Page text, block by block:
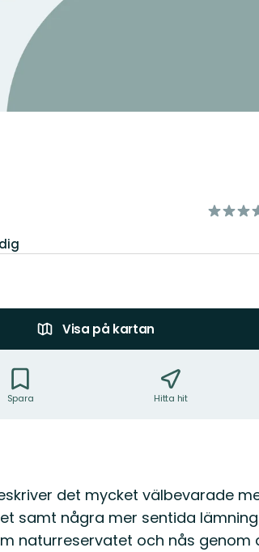
av
Visa på kartan
Spara Hitta hit
det mycket välbevarade
samt några mer sentida
naturreservatet och nås genom